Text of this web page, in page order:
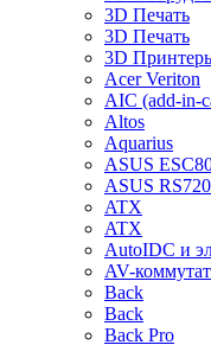
3D Печать
3D Печать
3D
Acer Veriton
AIC (add-in-
Altos
Aquarius
ASUS
ASUS
ATX
ATX
AutoIDC и
AV-
Back
Back
Back Pro